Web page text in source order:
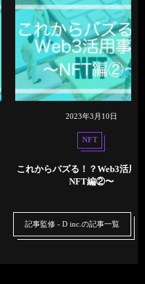
2023年3月10日
NFT
これからバズる！？Web3活用
NFT編②〜
記事監修 - D inc.の記事一覧